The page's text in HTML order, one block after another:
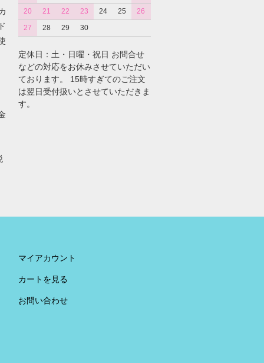
20
21 22 23 24 25
26
27
28 29 30
定休日：土・日曜・祝日 お問合せ
などの対応をお休みさせていただい
ております。 15時すぎてのご注文
は翌日受付扱いとさせていただきま
す。
マイアカウント
カートを見る
お問い合わせ